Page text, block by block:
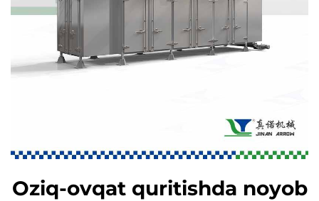
Oziq-ovqat quritishda noyob